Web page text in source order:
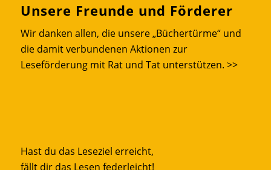
Unsere Freunde und Förderer
Wir danken allen, die unsere „Büchertürme“ und
die damit verbundenen Aktionen zur
Leseförderung mit Rat und Tat unterstützen. >>
Hast du das Leseziel erreicht,
fällt dir das Lesen federleicht!